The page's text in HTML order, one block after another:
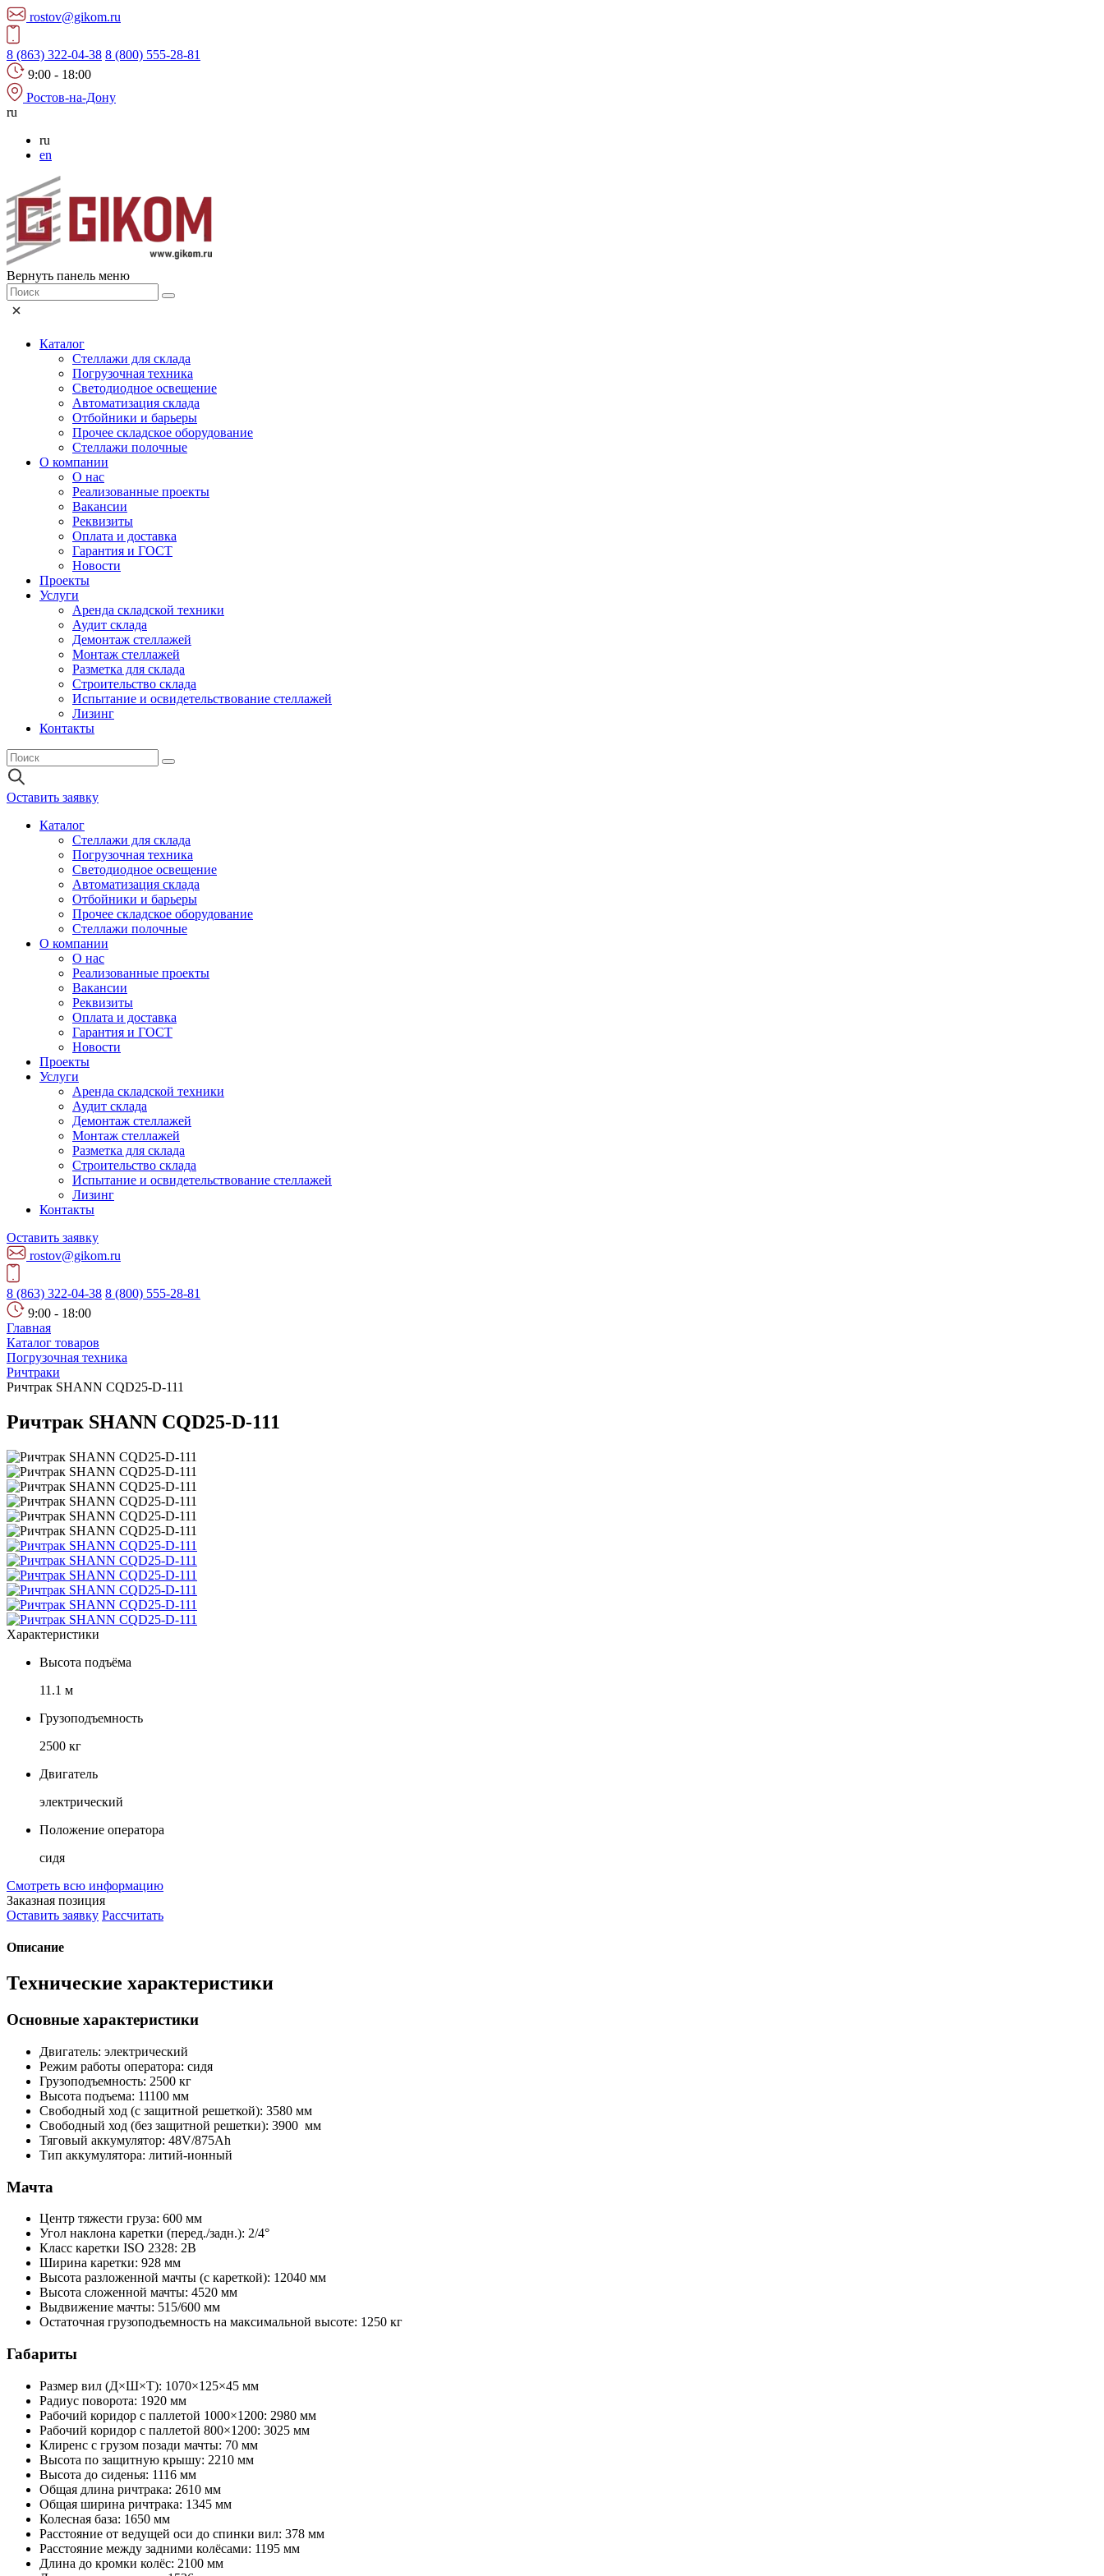
rostov@gikom.ru
8 (863) 322-04-38 8 (800) 555-28-81
9:00 - 18:00
Ростов-на-Дону
ru
ru
en
Вернуть панель меню
Каталог
Стеллажи для склада
Погрузочная техника
Светодиодное освещение
Автоматизация склада
Отбойники и барьеры
Прочее складское оборудование
Стеллажи полочные
О компании
О нас
Реализованные проекты
Вакансии
Реквизиты
Оплата и доставка
Гарантия и ГОСТ
Новости
Проекты
Услуги
Аренда складской техники
Аудит склада
Демонтаж стеллажей
Монтаж стеллажей
Разметка для склада
Строительство склада
Испытание и освидетельствование стеллажей
Лизинг
Контакты
Оставить заявку
Каталог
Стеллажи для склада
Погрузочная техника
Светодиодное освещение
Автоматизация склада
Отбойники и барьеры
Прочее складское оборудование
Стеллажи полочные
О компании
О нас
Реализованные проекты
Вакансии
Реквизиты
Оплата и доставка
Гарантия и ГОСТ
Новости
Проекты
Услуги
Аренда складской техники
Аудит склада
Демонтаж стеллажей
Монтаж стеллажей
Разметка для склада
Строительство склада
Испытание и освидетельствование стеллажей
Лизинг
Контакты
Оставить заявку
rostov@gikom.ru
8 (863) 322-04-38 8 (800) 555-28-81
9:00 - 18:00
Главная
Каталог товаров
Погрузочная техника
Ричтраки
Ричтрак SHANN CQD25-D-111
Ричтрак SHANN CQD25-D-111
Характеристики
Высота подъёма
11.1 м
Грузоподъемность
2500 кг
Двигатель
электрический
Положение оператора
сидя
Смотреть всю информацию
Заказная позиция
Оставить заявку Рассчитать
Описание
Технические характеристики
Основные характеристики
Двигатель: электрический
Режим работы оператора: сидя
Грузоподъемность: 2500 кг
Высота подъема: 11100 мм
Свободный ход (с защитной решеткой): 3580 мм
Свободный ход (без защитной решетки): 3900 мм
Тяговый аккумулятор: 48V/875Ah
Тип аккумулятора: литий-ионный
Мачта
Центр тяжести груза: 600 мм
Угол наклона каретки (перед./задн.): 2/4°
Класс каретки ISO 2328: 2B
Ширина каретки: 928 мм
Высота разложенной мачты (с кареткой): 12040 мм
Высота сложенной мачты: 4520 мм
Выдвижение мачты: 515/600 мм
Остаточная грузоподъемность на максимальной высоте: 1250 кг
Габариты
Размер вил (Д×Ш×Т): 1070×125×45 мм
Радиус поворота: 1920 мм
Рабочий коридор с паллетой 1000×1200: 2980 мм
Рабочий коридор с паллетой 800×1200: 3025 мм
Клиренс с грузом позади мачты: 70 мм
Высота по защитную крышу: 2210 мм
Высота до сиденья: 1116 мм
Общая длина ричтрака: 2610 мм
Общая ширина ричтрака: 1345 мм
Колесная база: 1650 мм
Расстояние от ведущей оси до спинки вил: 378 мм
Расстояние между задними колёсами: 1195 мм
Длина до кромки колёс: 2100 мм